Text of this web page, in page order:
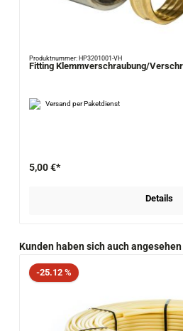
Produktnummer: HP3201001-VH
Fitting Klemmverschraubung/
Versand per Paketdienst
5,00 €*
Details
Produktgalerie überspringen
Kunden haben sich auch angesehen
Rabatt
-25.12 %